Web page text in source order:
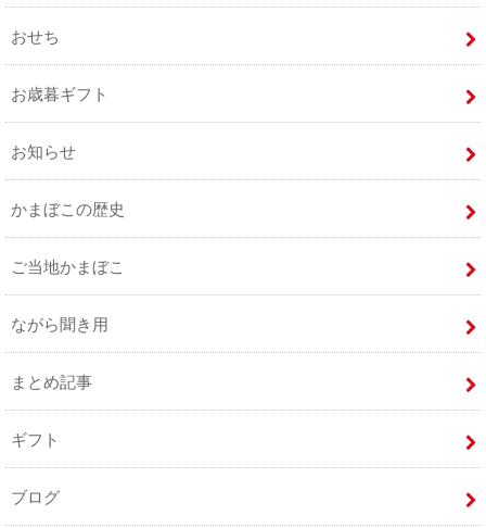
おせち
お歳暮ギフト
お知らせ
かまぼこの歴史
ご当地かまぼこ
ながら聞き用
まとめ記事
ギフト
ブログ